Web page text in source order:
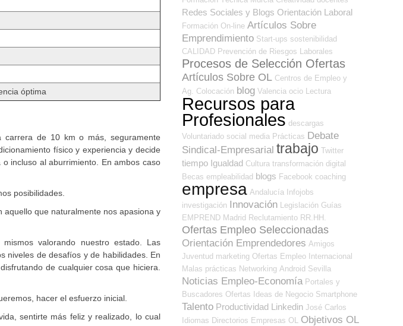
óptima
carrera de 10 km o más, seguramente
físico y experiencia y decide
incluso al aburrimiento. En ambos caso
posibilidades.
que naturalmente nos apasiona y
valorando nuestro estado. Las
niveles de desafíos y de habilidades. En
de cualquier cosa que hiciera.
hacer el esfuerzo inicial.
sentirte más feliz y realizado, lo cual
Redes Sociales y Blogs Orientación Laboral
Formación On-line Artículos Sobre
Emprendimiento Start-ups sostenibilidad
CALIDAD Prevención de Riesgos Laborales
Procesos de Selección Ofertas
Artículos Sobre OL Centros de Empleo y
Ag. Colocación blog Valencia ocio Lectura
Recursos para
Profesionales descargas
Voluntariado social media Prácticas Debate
Sindical-Empresarial trabajo Twitter
tiempo Igualdad Cultura transformación digital
Becas empleabilidad blogs Facebook coaching
empresa Andalucía
Infojobs
investigación Innovación Legislación Guías
EMPREND Madrid Reclutamiento RR.HH.
Ofertas Empleo Seleccionadas
Orientación Emprendedores Amigos
Juventud marketing Ofertas Empleo Internacional
Malas prácticas Networking Android Sevilla
Noticias Empleo-Economía Portales y
Buscadores Ofertas
Ideas de Negocio Smartphone
Talento Productividad Linkedin José Carlos
Idiomas Directorios Empresas OL Objetivos OL